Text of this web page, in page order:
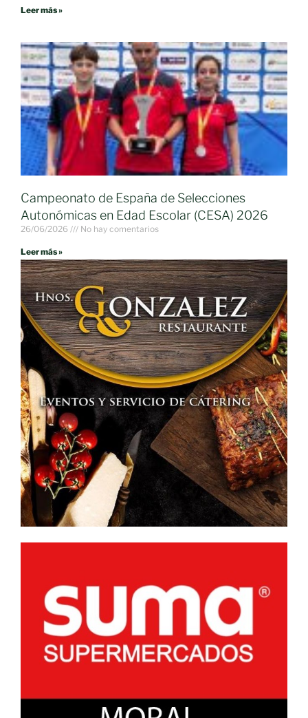
Leer más »
Campeonato de España de Selecciones
Autonómicas en Edad Escolar (CESA) 2026
26/06/2026 No hay comentarios
Leer más »